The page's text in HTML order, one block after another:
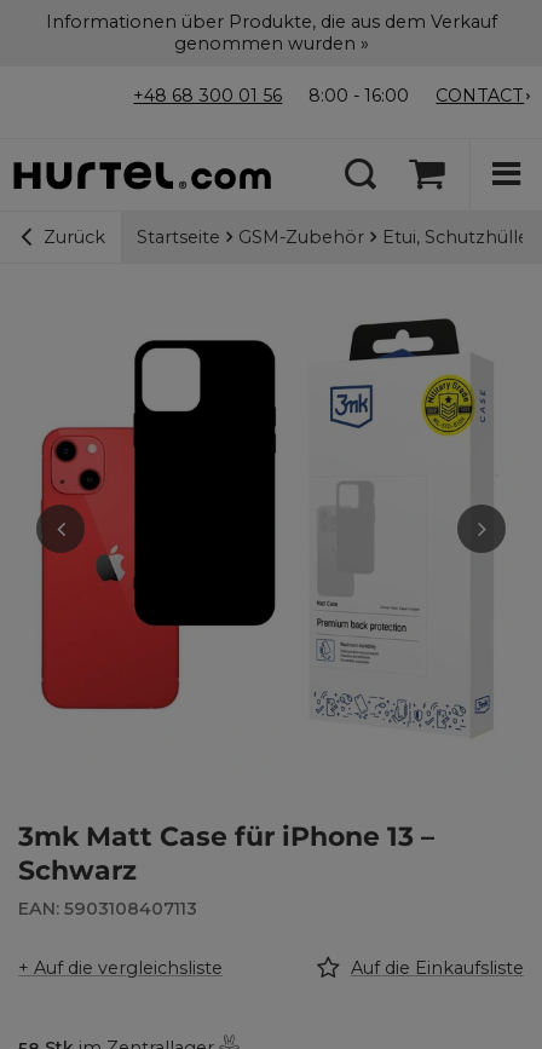
Informationen über Produkte, die aus dem Verkauf
genommen wurden »
+48 68 300 01 56 8:00 - 16:00 CONTACT
Zurück Startseite GSM-Zubehör Etui, Schutzhülle
3mk Matt Case für iPhone 13 –
Schwarz
EAN: 5903108407113
+ Auf die vergleichsliste Auf die Einkaufsliste